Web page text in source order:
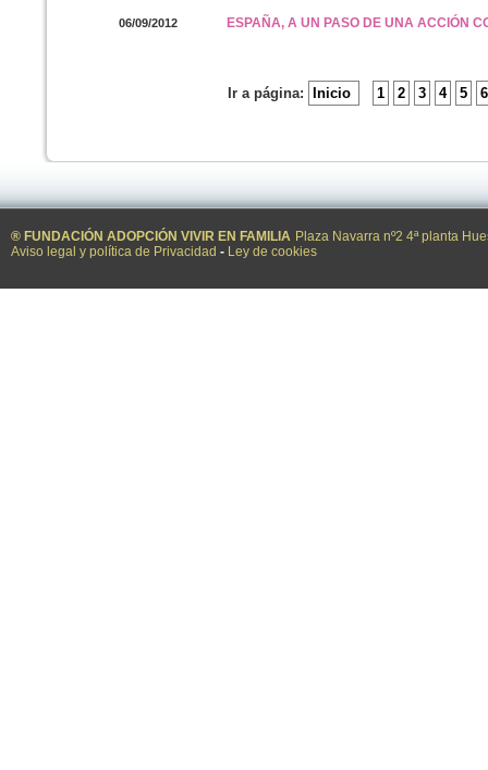
06/09/2012 ESPAÑA, A UN PASO DE UNA ACCIÓN
Ir a página: Inicio 1 2 3 4 5 6
® FUNDACIÓN ADOPCIÓN VIVIR EN FAMILIA Plaza Navarra nº2 4ª planta
Aviso legal y política de Privacidad - Ley de cookies